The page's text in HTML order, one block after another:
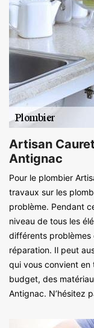
Artisan
Antignac
Pour le plombier
travaux sur les
problème. Pendant
niveau de tous les
différents problèmes
réparation. Il peut
qui vous convient
budget, des
Antignac. N’hésitez